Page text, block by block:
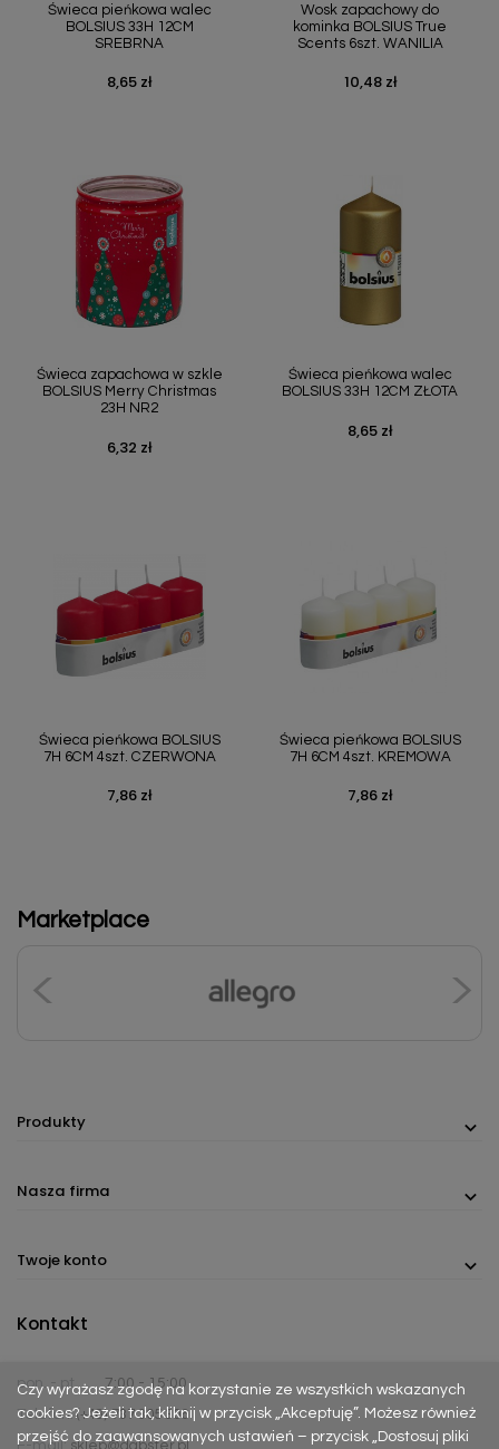
Świeca pieńkowa walec
BOLSIUS 33H 12CM
SREBRNA
Cena
8,65 zł
Wosk zapachowy do
kominka BOLSIUS True
Scents 6szt. WANILIA
Cena
10,48 zł
Świeca zapachowa w szkle
BOLSIUS Merry Christmas
23H NR2
Cena
6,32 zł
Świeca pieńkowa walec
BOLSIUS 33H 12CM ZŁOTA
Cena
8,65 zł
Świeca pieńkowa BOLSIUS
7H 6CM 4szt. CZERWONA
Cena
7,86 zł
Świeca pieńkowa BOLSIUS
7H 6CM 4szt. KREMOWA
Cena
7,86 zł
Marketplace
Produkty
Nasza firma
Twoje konto
Czy wyrażasz zgodę na korzystanie ze wszystkich wskazanych
cookies? Jeżeli tak, kliknij w przycisk „Akceptuję”. Możesz również
przejść do zaawansowanych ustawień – przycisk „Dostosuj pliki
Kontakt
pon. - pt.
7:00 - 15:00
Telefon:(+48) 737 305 306
E-mail: sklep@dabster.pl